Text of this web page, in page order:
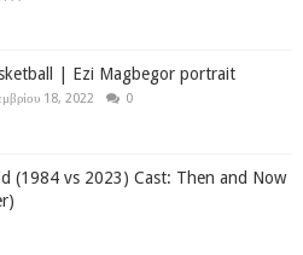
| Ezi Magbegor portrait
18, 2022 0
(1984 vs 2023) Cast: Then and Now